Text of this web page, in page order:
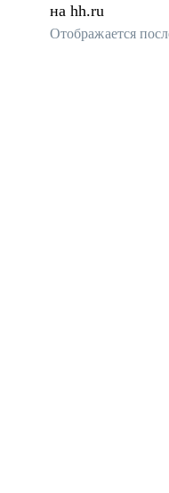
на hh.ru
Отображается